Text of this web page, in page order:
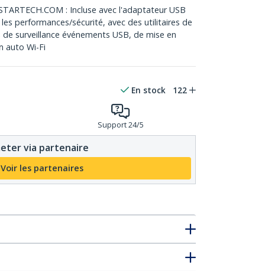
: Incluse avec l'adaptateur USB
performances/sécurité, avec des utilitaires de
surveillance événements USB, de mise en
auto Wi-Fi
En stock 122
Support 24/5
via partenaire
Voir les partenaires